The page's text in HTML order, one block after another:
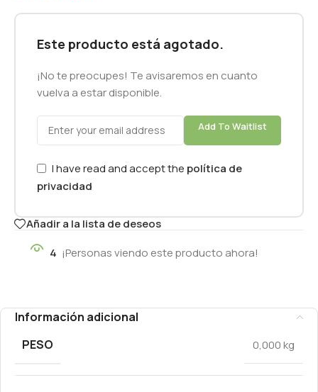
Este producto está agotado.
¡No te preocupes! Te avisaremos en cuanto
vuelva a estar disponible.
Add To Waitlist
I have read and accept the política de
privacidad
Añadir a la lista de deseos
4 ¡Personas viendo este producto ahora!
Información adicional
PESO
0,000 kg